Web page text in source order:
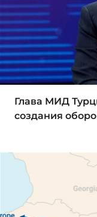
Глава МИД
создания